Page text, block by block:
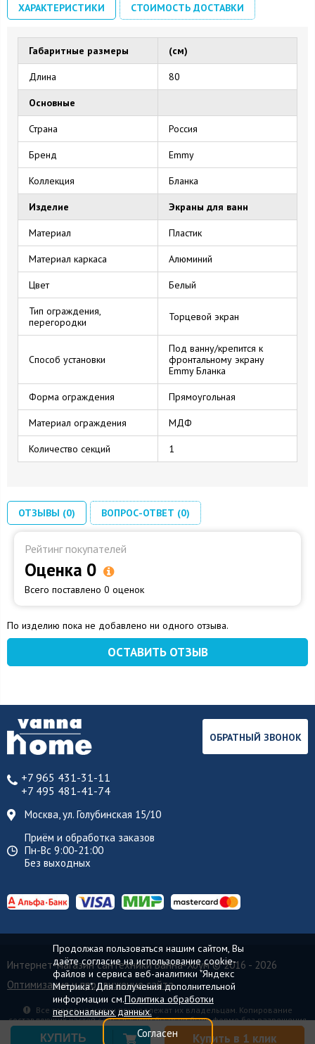
Купить в 1 клик
ХАРАКТЕРИСТИКИ СТОИМОСТЬ ДОСТАВКИ
Габаритные размеры (см)
Длина 80
Основные
Страна Россия
Бренд Emmy
Коллекция Бланка
Изделие Экраны для ванн
Материал Пластик
Материал каркаса Алюминий
Цвет Белый
Тип ограждения,
перегородки
Торцевой экран
Способ установки
Под ванну/крепится к
фронтальному экрану
Emmy Бланка
Форма ограждения Прямоугольная
Материал ограждения МДФ
Количество секций 1
ОТЗЫВЫ (0) ВОПРОС-ОТВЕТ (0)
Рейтинг покупателей
Оценка 0
Всего поставлено 0 оценок
По изделию пока не добавлено ни одного отзыва.
ОСТАВИТЬ ОТЗЫВ
+7 965 431-31-11
+7 495 481-41-74
Москва, ул. Голубинская 15/10
Приём и обработка заказов
Пн-Вс 9:00-21:00
Без выходных
ОБРАТНЫЙ ЗВОНОК
Интернет-магазин сантехники Ванна-Хоум© 2016 - 2026
Оптимизация и продвижение сайта
Все торговые марки принадлежат их владельцам. Копирование
составляющих частей сайта в какой бы то ни было форме без разрешения
владельца авторских прав запрещено.
Продолжая пользоваться нашим сайтом, Вы
даёте согласие на использование cookie-
файлов и сервиса веб-аналитики "Яндекс
Метрика". Для получения дополнительной
информации см.Политика обработки
персональных данных.
Согласен